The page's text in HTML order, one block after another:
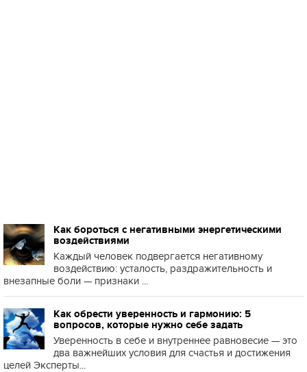
Как бороться с негативными энергетическими
воздействиями
Каждый человек подвергается негативному
воздействию: усталость, раздражительность и
внезапные боли — признаки ...
Как обрести уверенность и гармонию: 5
вопросов, которые нужно себе задать
Уверенность в себе и внутреннее равновесие — это
два важнейших условия для счастья и достижения
целей Эксперты...